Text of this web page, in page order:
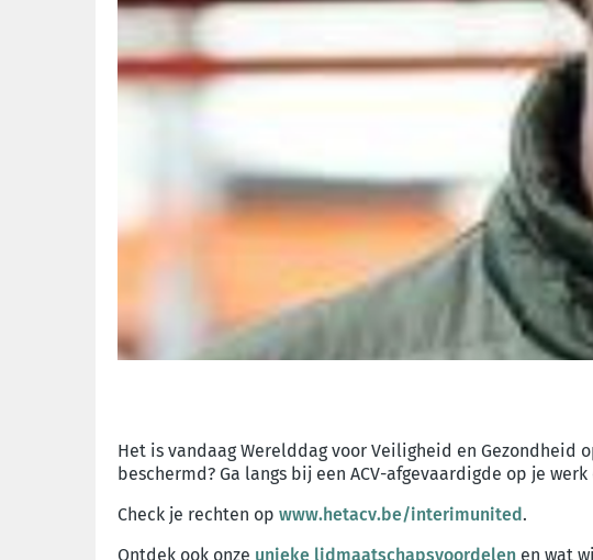
Het is vandaag Werelddag voor Veiligheid en Gezondheid
beschermd? Ga langs bij een ACV-afgevaardigde op je
Check je rechten op www.hetacv.be/interimunited .
Ontdek ook onze unieke lidmaatschapsvoordelen en wat